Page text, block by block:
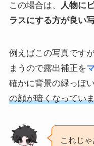
この場合は、
人物に
ラスにする方が良い
例えばこの写真です
まうので露出補正を
確かに背景の緑っぽ
の顔が暗くなってい
これじ